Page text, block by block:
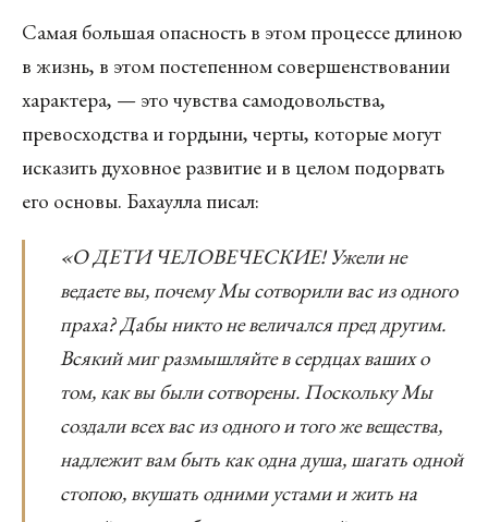
Самая большая опасность в этом процессе длиною
в жизнь, в этом постепенном совершенствовании
характера, — это чувства самодовольства,
превосходства и гордыни, черты, которые могут
исказить духовное развитие и в целом подорвать
его основы. Бахаулла писал:
«О ДЕТИ ЧЕЛОВЕЧЕСКИЕ! Ужели не
ведаете вы, почему Мы сотворили вас из одного
праха? Дабы никто не величался пред другим.
Всякий миг размышляйте в сердцах ваших о
том, как вы были сотворены. Поскольку Мы
создали всех вас из одного и того же вещества,
надлежит вам быть как одна душа, шагать одной
стопою, вкушать одними устами и жить на